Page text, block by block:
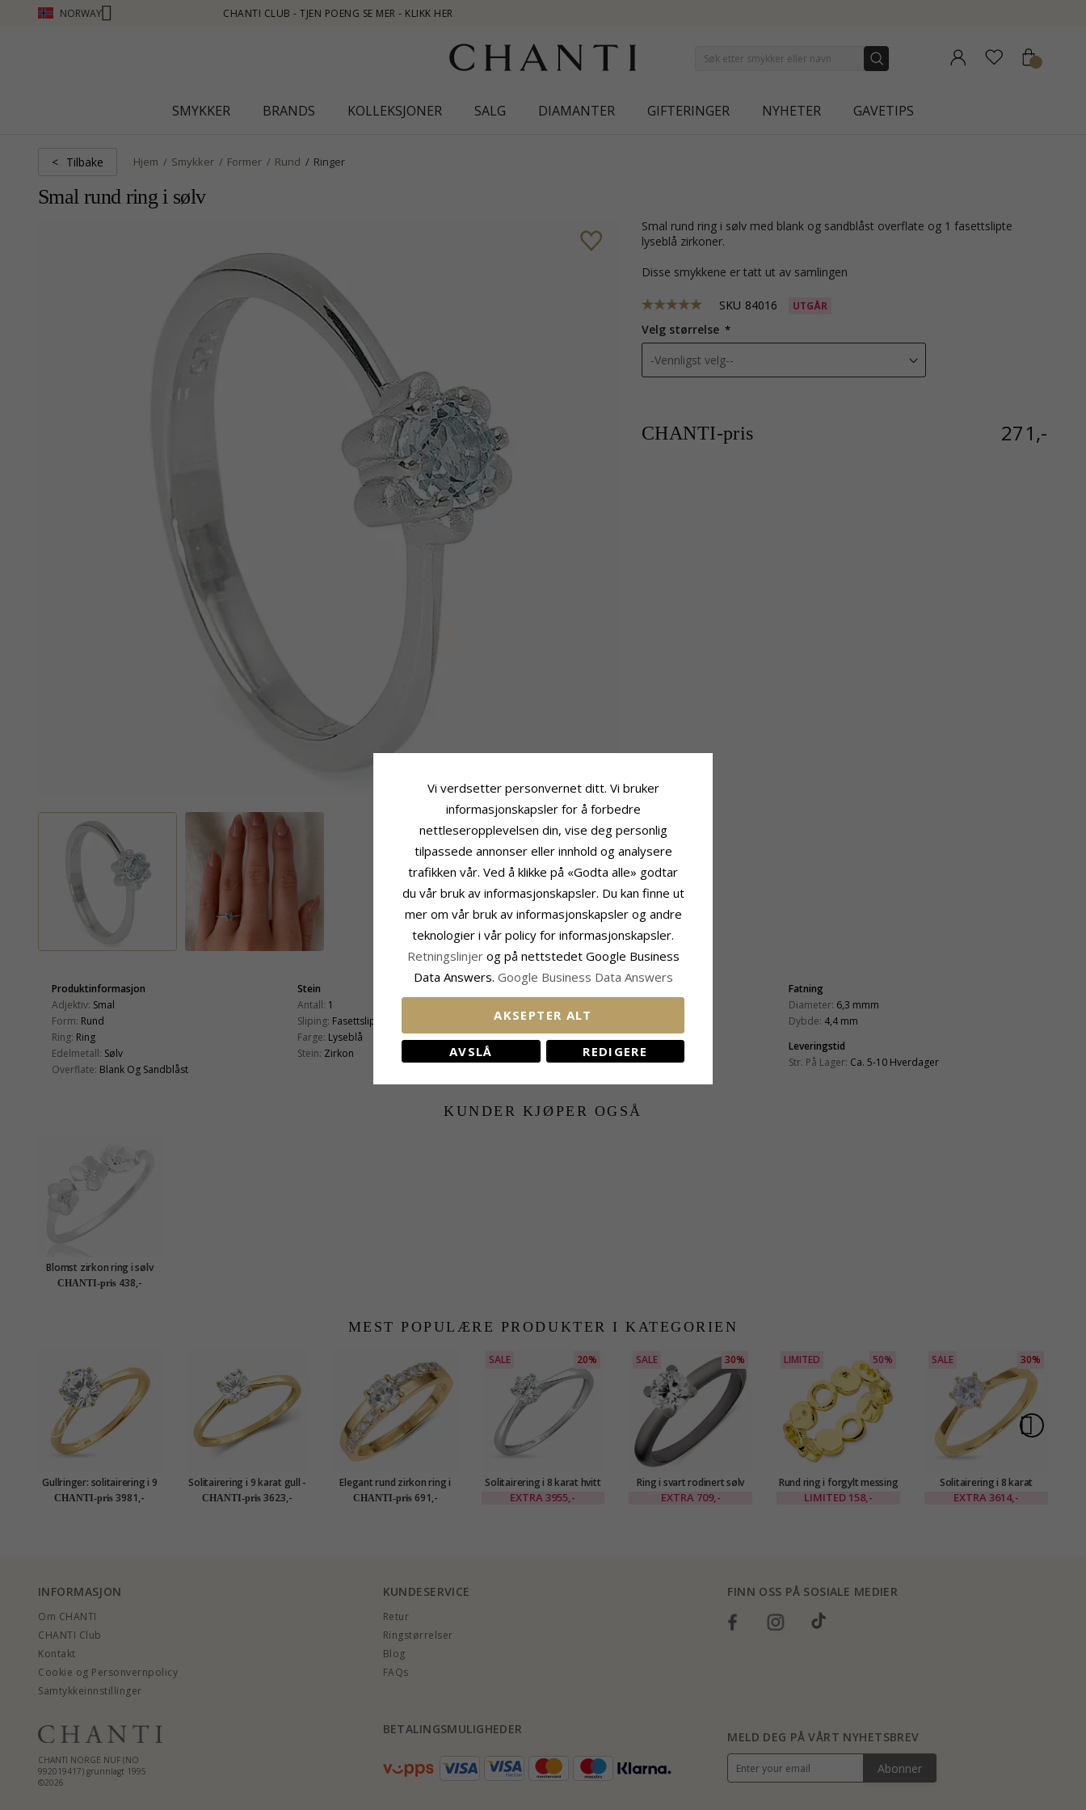
NORWAY
SE MER - KLIKK HER
SMYKKER BRANDS KOLLEKSJONER SALG DIAMANTER GIFTERINGER NYHETER GAVETIPS
< Tilbake Hjem Smykker Former Rund Ringer
Smal rund ring i sølv
smal rund ring i sølv med blank og sandblåst overflate og 1 fasettslipte
lyseblå zirkoner.
Disse smykkene er tatt ut av samlingen
SKU 84016 UTGÅR
Velg størrelse
CHANTI-pris 271,-
Produktinformasjon
Adjektiv: Smal
Form: Rund
Ring: Ring
Edelmetall: Sølv
Overflate: Blank Og Sandblåst
Stein
Antall: 1
Sliping: Fasettslipt
Farge: Lyseblå
Stein: Zirkon
Bredde Bunn:
Tykkelse Topp:1,3 mm
Tykkelse Bunn: 1,5 mm
Fatning
Diameter: 6,3 mmm
Dybde: 4,4 mm
Leveringstid
Str. På Lager: Ca. 5-10 Hverdager
KUNDER KJØPER OGSÅ
Blomst zirkon ring i sølv
CHANTI-pris 438,-
MEST POPULÆRE PRODUKTER I KATEGORIEN
Gullringer: solitairering i 9
karat gull - Gold Collection
CHANTI-pris 3981,-
Solitairering i 9 karat gull -
Gold Collection
CHANTI-pris 3623,-
Elegant rund zirkon ring i
forgylt sølv
CHANTI-pris 691,-
SALE 20%
Solitairering i 8 karat hvitt
EXTRA3955,-
SALE 30%
Ring i svart rodinert sølv
EXTRA 709,-
LIMITED 50%
Rund ring i forgylt messing
- Eliné
LIMITED 158,-
SALE 30%
Solitairering i 8 karat
EXTRA3614,-
INFORMASJON
Om CHANTI
CHANTI Club
Kontakt
Cookie og Personvernpolicy
Samtykkeinnstillinger
KUNDESERVICE
Retur
Ringstørrelser
Blog
FAQs
FINN OSS PÅ SOSIALE MEDIER
CHANTI NORGE NUF (NO
992019417) grunnlagt 1995
©2026
BETALINGSMULIGHEDER
MELD DEG PÅ VÅRT NYHETSBREV
Abonner
Vi verdsetter personvernet ditt. Vi bruker
informasjonskapsler for å forbedre
nettleseropplevelsen din, vise deg personlig
tilpassede annonser eller innhold og analysere
trafikken vår. Ved å klikke på «Godta alle» godtar
du vår bruk av informasjonskapsler. Du kan finne ut
mer om vår bruk av informasjonskapsler og andre
teknologier i vår policy for informasjonskapsler.
Retningslinjer og på nettstedet Google Business
Data Answers. Google Business Data Answers
AKSEPTER ALT
AVSLÅ REDIGERE